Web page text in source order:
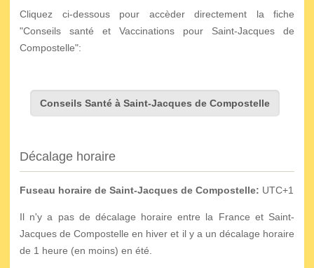
Cliquez ci-dessous pour accèder directement la fiche
"Conseils santé et Vaccinations pour Saint-Jacques de
Compostelle":
Conseils Santé à Saint-Jacques de Compostelle
Décalage horaire
Fuseau horaire de Saint-Jacques de Compostelle: UTC+1
Il n'y a pas de décalage horaire entre la France et Saint-
Jacques de Compostelle en hiver et il y a un décalage horaire
de 1 heure (en moins) en été.